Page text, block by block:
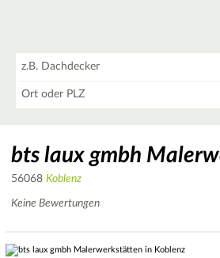
bts laux gmbh
56068 Koblenz
Keine Bewertungen